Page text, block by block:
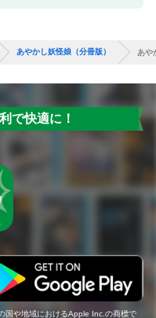
あやかし妖怪娘（分冊版） あや
で快適に！
国や地域におけるApple Inc.の商標で